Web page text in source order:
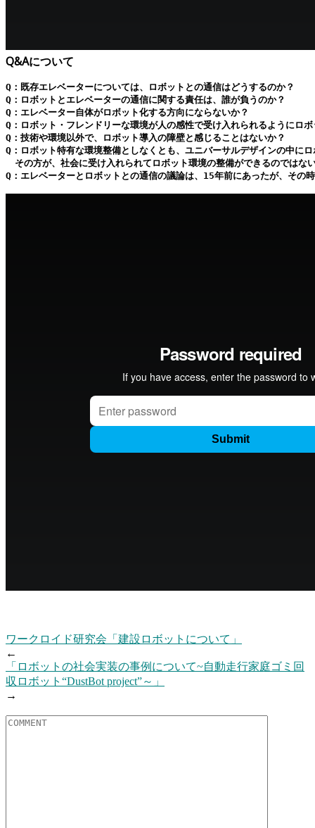
Q&Aについて
Q：既存エレベーターについては、ロボットとの通信はどうするのか？
Q：ロボットとエレベーターの通信に関する責任は、誰が負うのか？
Q：エレベーター自体がロボット化する方向にならないか？
Q：ロボット・フレンドリーな環境が人の感性で受け入れられるようにロ
Q：技術や環境以外で、ロボット導入の障壁と感じることはないか？
Q：ロボット特有な環境整備としなくとも、ユニバーサルデザインの中に
その方が、社会に受け入れられてロボット環境の整備ができるのではな
Q：エレベーターとロボットとの通信の議論は、15年前にあったが、その
ワークロイド研究会「建設ロボットについて」
←
「ロボットの社会実装の事例について~自動走行家庭ゴミ回
収ロボット“DustBot project”～」
→